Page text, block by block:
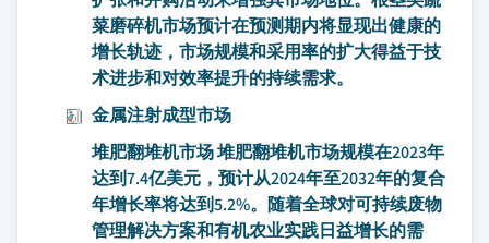
菜磨碎机市场预计在预测期内将显现出健康的
增长轨迹，市场规模和采用率的扩大得益于技
术进步和对效率提升的持续需求。
金属注射成型市场
堆肥翻堆机市场 堆肥翻堆机市场规模在2023年
达到7.4亿美元，预计从2024年至2032年的复合
年增长率将达到5.2%。随着全球对可持续废物
管理解决方案和有机农业实践日益增长的需